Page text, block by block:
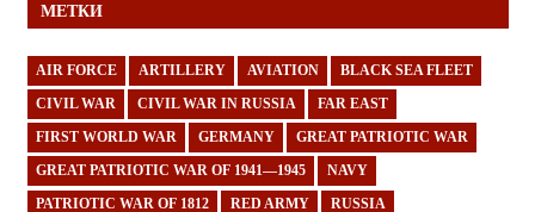
МЕТКИ
AIR FORCE ARTILLERY AVIATION BLACK SEA FLEET
CIVIL WAR CIVIL WAR IN RUSSIA FAR EAST
FIRST WORLD WAR GERMANY GREAT PATRIOTIC WAR
GREAT PATRIOTIC WAR OF 1941—1945 NAVY
PATRIOTIC WAR OF 1812 RED ARMY RUSSIA